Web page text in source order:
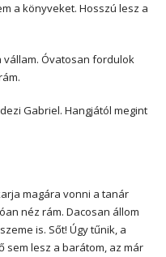
a könyveket. Hosszú lesz a
vállam. Óvatosan fordulok
Gabriel. Hangjától megint
magára vonni a tanár
néz rám. Dacosan állom
is. Sőt! Úgy tűnik, a
sem lesz a barátom, az már